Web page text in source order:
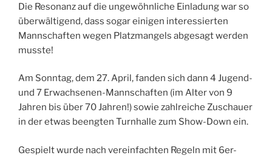
Die Resonanz auf die ungewöhnliche Einladung war so
überwältigend, dass sogar einigen interessierten
Mannschaften wegen Platzmangels abgesagt werden
musste!
Am Sonntag, dem 27. April, fanden sich dann 4 Jugend-
und 7 Erwachsenen-Mannschaften (im Alter von 9
Jahren bis über 70 Jahren!) sowie zahlreiche Zuschauer
in der etwas beengten Turnhalle zum Show-Down ein.
Gespielt wurde nach vereinfachten Regeln mit 6er-